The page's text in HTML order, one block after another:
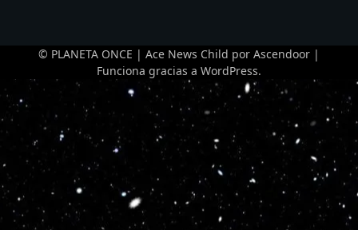
© PLANETA ONCE | Ace News Child por Ascendoor |
Funciona gracias a WordPress.